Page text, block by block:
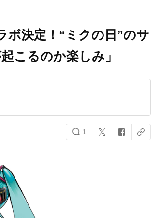
ボ決定！“ミクの日”のサ
こるのか楽しみ」
1